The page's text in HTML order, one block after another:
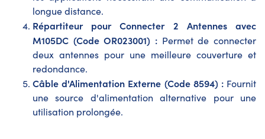
longue distance.
Répartiteur pour Connecter 2 Antennes avec
M105DC (Code OR023001) : Permet de connecter
deux antennes pour une meilleure couverture et
redondance.
Câble d'Alimentation Externe (Code 8594) :Fournit
une source d'alimentation alternative pour une
utilisation prolongée.